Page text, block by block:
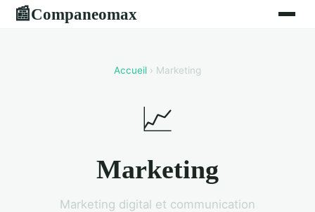
📰Companeomax
Accueil › Marketing
📈
Marketing
Marketing digital et communication